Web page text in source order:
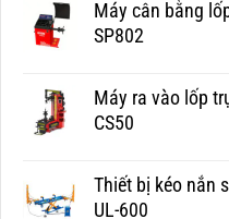
Máy cân bằng
SP802
Máy ra vào lốp
CS50
Thiết bị kéo nắn
UL-600